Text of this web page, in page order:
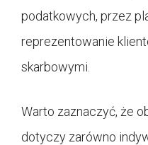
podatkowych, przez
reprezentowanie
skarbowymi.
Warto zaznaczyć, że
dotyczy zarówno